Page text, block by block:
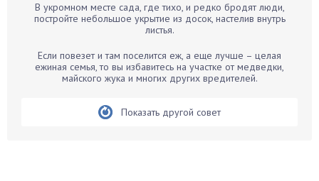
Бархатцы
Белые грибы
Бирючина
В укромном месте сада, где тихо, и редко бродят люди,
постройте небольшое укрытие из досок, настелив внутрь
листья.
Если повезет и там поселится еж, а еще лучше – целая
ежиная семья, то вы избавитесь на участке от медведки,
майского жука и многих других вредителей.
Показать другой совет